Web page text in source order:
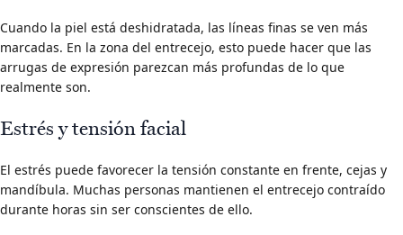
Cuando la piel está deshidratada, las líneas finas se ven más
marcadas. En la zona del entrecejo, esto puede hacer que las
arrugas de expresión parezcan más profundas de lo que
realmente son.
Estrés y tensión facial
El estrés puede favorecer la tensión constante en frente, cejas y
mandíbula. Muchas personas mantienen el entrecejo contraído
durante horas sin ser conscientes de ello.